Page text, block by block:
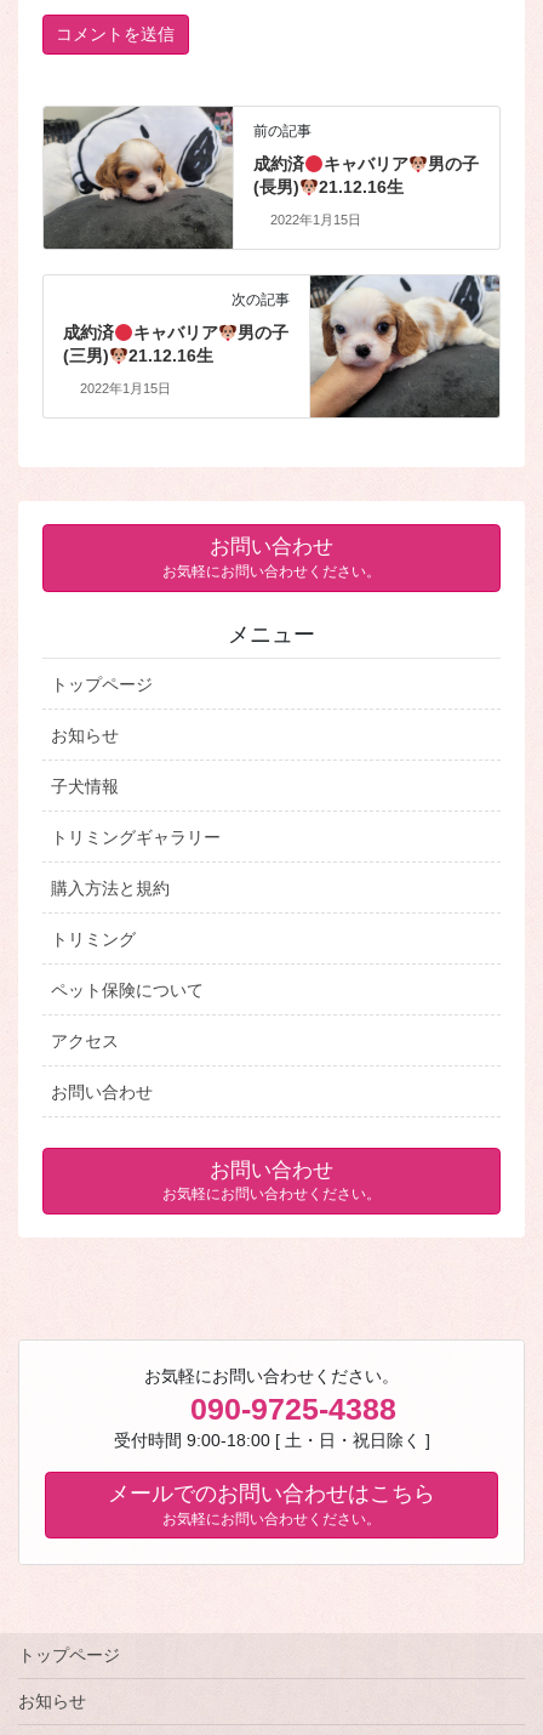
前の記事
成約済 キャバリア
男の子
(長男)
21.12.16生
2022年1月15日
次の記事
成約済 キャバリア
男の子
(三男)
21.12.16生
2022年1月15日
お問い合わせ
お気軽にお問い合わせください。
メニュー
トップページ
お知らせ
子犬情報
トリミングギャラリー
購入方法と規約
トリミング
ペット保険について
アクセス
お問い合わせ
お問い合わせ
お気軽にお問い合わせください。
お気軽にお問い合わせください。
090-9725-4388
受付時間 9:00-18:00 [ 土・日・祝日除く ]
メールでのお問い合わせはこちら
お気軽にお問い合わせください。
トップページ
お知らせ